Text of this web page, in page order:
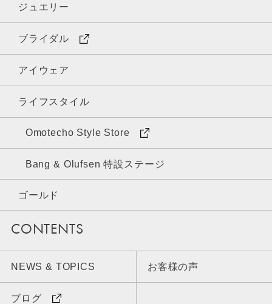
ジュエリー
ブライダル
アイウェア
ライフスタイル
Omotecho Style Store
Bang & Olufsen 特設ステージ
ゴールド
CONTENTS
NEWS & TOPICS お客様の声
ブログ